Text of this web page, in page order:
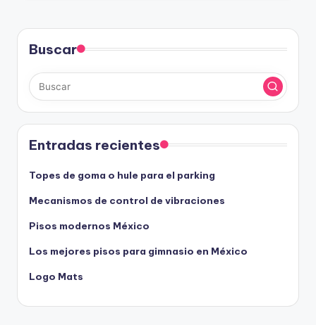
Buscar
Entradas recientes
Topes de goma o hule para el parking
Mecanismos de control de vibraciones
Pisos modernos México
Los mejores pisos para gimnasio en México
Logo Mats